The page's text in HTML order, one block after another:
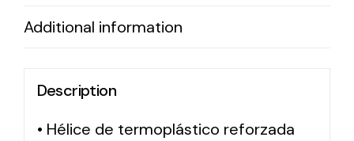
Additional information
Description
• Hélice de termoplástico reforzada